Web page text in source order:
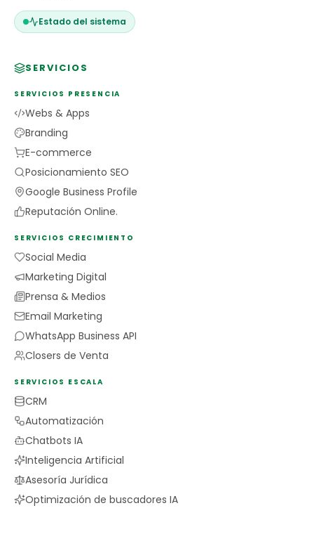
Estado del sistema
SERVICIOS
SERVICIOS PRESENCIA
Webs & Apps
Branding
E-commerce
Posicionamiento SEO
Google Business Profile
Reputación Online.
SERVICIOS CRECIMIENTO
Social Media
Marketing Digital
Prensa & Medios
Email Marketing
WhatsApp Business API
Closers de Venta
SERVICIOS ESCALA
CRM
Automatización
Chatbots IA
Inteligencia Artificial
Asesoría Jurídica
Optimización de buscadores IA